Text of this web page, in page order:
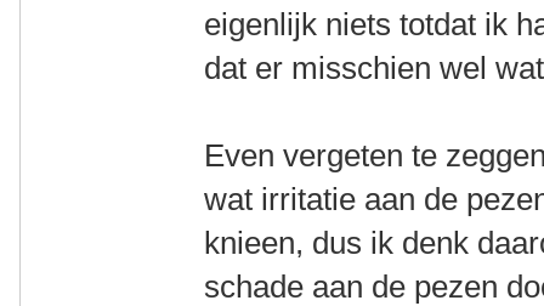
eigenlijk niets totdat ik
dat er misschien wel
Even vergeten te
wat irritatie aan de
knieen, dus ik denk
schade aan de pezen